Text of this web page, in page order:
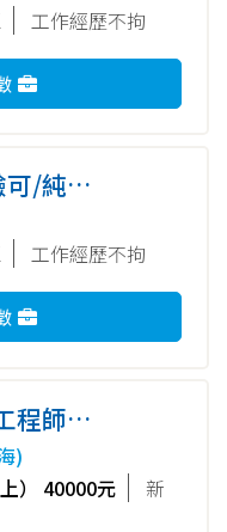
工作經歷不拘
/純內
工作經歷不拘
程師
)
） 40000元
新